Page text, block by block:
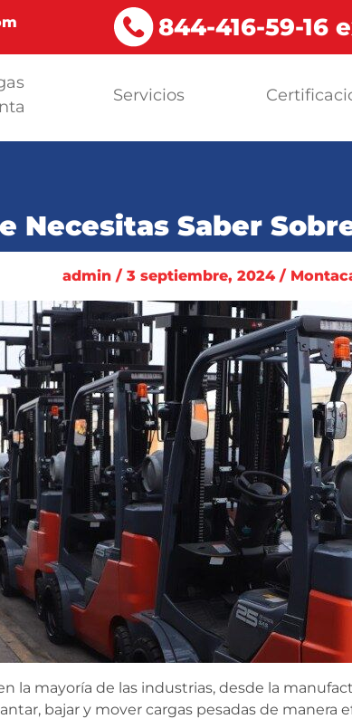
844-416-59-16
Servicios
Necesitas Saber
admin / 3 septiembre, 2024 /
la mayoría de las industrias, desde la
bajar y mover cargas pesadas de